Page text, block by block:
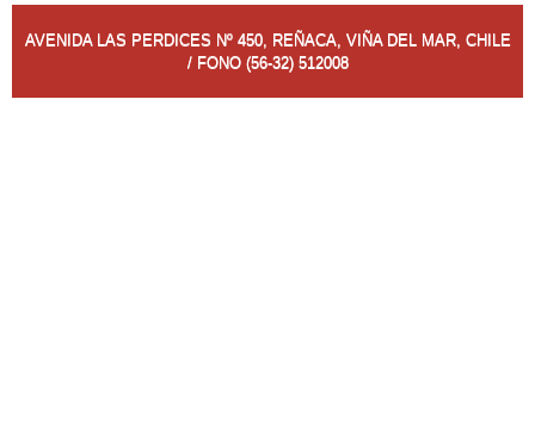
AVENIDA LAS PERDICES Nº 450, REÑACA, VIÑA DEL MAR, CHILE
/ FONO (56-32) 512008